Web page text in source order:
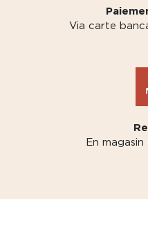
Via carte
En